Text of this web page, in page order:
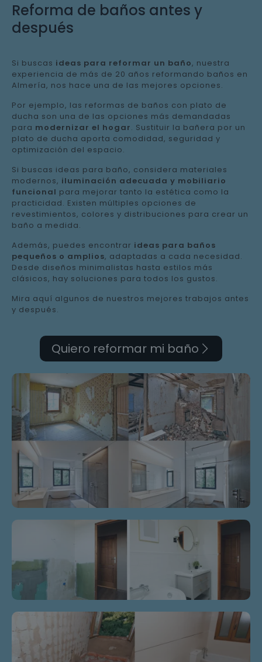
Reforma de baños antes y
después
Si buscas ideas para reformar un baño, nuestra
experiencia de más de 20 años reformando baños en
Almería, nos hace una de las mejores opciones.
Por ejemplo, las reformas de baños con plato de
ducha son una de las opciones más demandadas
para modernizar el hogar. Sustituir la bañera por un
plato de ducha aporta comodidad, seguridad y
optimización del espacio.
Si buscas ideas para baño, considera materiales
modernos, iluminación adecuada y mobiliario
funcional para mejorar tanto la estética como la
practicidad. Existen múltiples opciones de
revestimientos, colores y distribuciones para crear un
baño a medida.
Además, puedes encontrar ideas para baños
pequeños o amplios, adaptadas a cada necesidad.
Desde diseños minimalistas hasta estilos más
clásicos, hay soluciones para todos los gustos.
Mira aquí algunos de nuestros mejores trabajos antes
y después.
Quiero reformar mi baño